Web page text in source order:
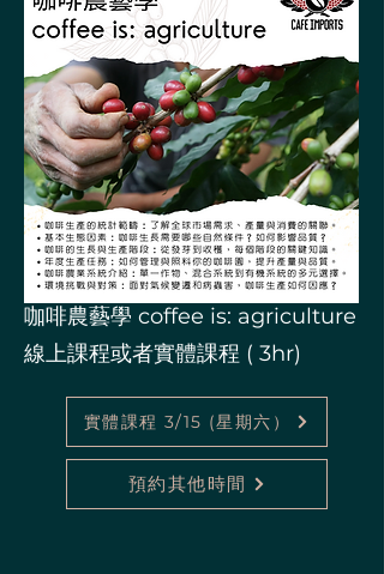
咖啡農藝學 coffee is: agriculture
線上課程或者實體課程 ( 3hr)
實體課程 3/15 (星期六）
預約其他時間